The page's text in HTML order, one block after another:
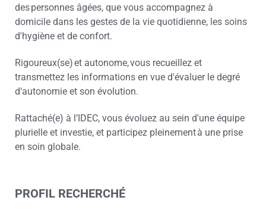
des personnes âgées, que vous accompagnez à
domicile dans les gestes de la vie quotidienne, les soins
d'hygiène et de confort.
Rigoureux(se) et autonome, vous recueillez et
transmettez les informations en vue d'évaluer le degré
d‘autonomie et son évolution.
Rattaché(e) à l’IDEC, vous évoluez au sein d'une équipe
plurielle et investie, et participez pleinement à une prise
en soin globale.
PROFIL RECHERCHÉ